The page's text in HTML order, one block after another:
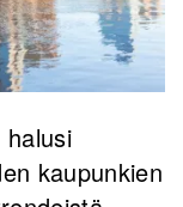
kaupunkien